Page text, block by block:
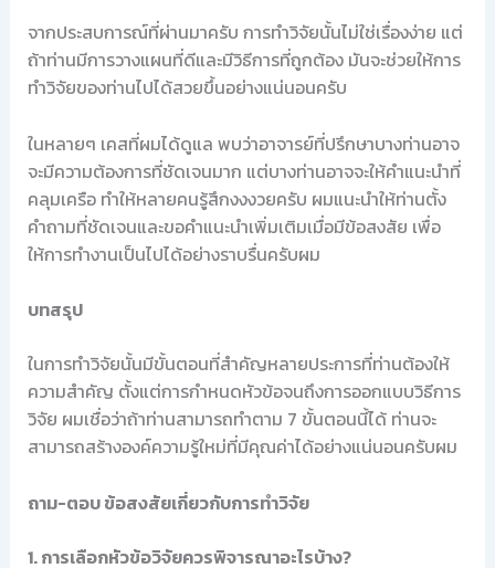
จากประสบการณ์ที่ผ่านมาครับ การทำวิจัยนั้นไม่ใช่เรื่องง่าย แต่
ถ้าท่านมีการวางแผนที่ดีและมีวิธีการที่ถูกต้อง มันจะช่วยให้การ
ทำวิจัยของท่านไปได้สวยขึ้นอย่างแน่นอนครับ
ในหลายๆ เคสที่ผมได้ดูแล พบว่าอาจารย์ที่ปรึกษาบางท่านอาจ
จะมีความต้องการที่ชัดเจนมาก แต่บางท่านอาจจะให้คำแนะนำที่
คลุมเครือ ทำให้หลายคนรู้สึกงงงวยครับ ผมแนะนำให้ท่านตั้ง
คำถามที่ชัดเจนและขอคำแนะนำเพิ่มเติมเมื่อมีข้อสงสัย เพื่อ
ให้การทำงานเป็นไปได้อย่างราบรื่นครับผม
บทสรุป
ในการทำวิจัยนั้นมีขั้นตอนที่สำคัญหลายประการที่ท่านต้องให้
ความสำคัญ ตั้งแต่การกำหนดหัวข้อจนถึงการออกแบบวิธีการ
วิจัย ผมเชื่อว่าถ้าท่านสามารถทำตาม 7 ขั้นตอนนี้ได้ ท่านจะ
สามารถสร้างองค์ความรู้ใหม่ที่มีคุณค่าได้อย่างแน่นอนครับผม
ถาม-ตอบ ข้อสงสัยเกี่ยวกับการทำวิจัย
1. การเลือกหัวข้อวิจัยควรพิจารณาอะไรบ้าง?